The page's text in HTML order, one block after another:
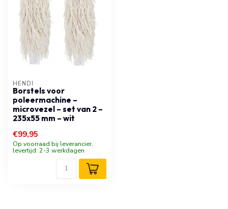
HENDI
Borstels voor
poleermachine –
microvezel – set van 2 –
235x55 mm – wit
€99,95
Op voorraad bij leverancier,
levertijd: 2-3 werkdagen